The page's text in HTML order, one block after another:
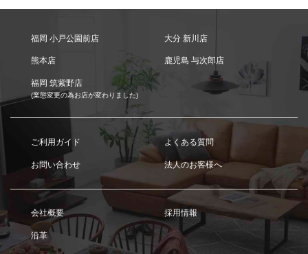
福岡 小戸公園前店 大分 新川店
熊本店 鹿児島 与次郎店
福岡 筑紫野店
(業態変更の為お店が変わりました)
ご利用ガイド よくある質問
お問い合わせ 法人のお客様へ
会社概要 採用情報
沿革